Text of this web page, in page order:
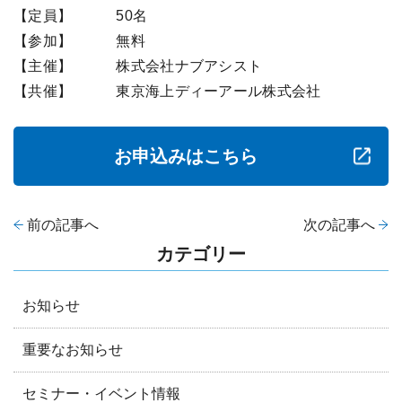
【定員】 50名
【参加】 無料
【主催】 株式会社ナブアシスト
【共催】 東京海上ディーアール株式会社
お申込みはこちら
前の記事へ 次の記事へ
カテゴリー
お知らせ
重要なお知らせ
セミナー・イベント情報